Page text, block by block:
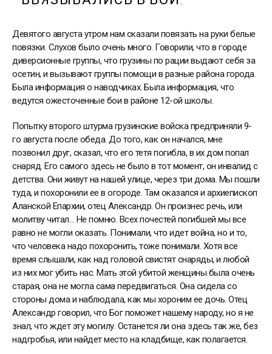
Девятого августа утром нам сказали повязать на руки белые
повязки. Слухов было очень много. Говорили, что в городе
диверсионные группы, что грузины по рации выдают себя за
осетин, и вызывают группы помощи в разные района города.
Была информация о наводчиках. Была информация, что
ведутся ожесточенные бои в районе 12-ой школы.
Попытку второго штурма грузинские войска предприняли 9-
го августа после обеда. До того, как он начался, мне
позвонил друг, сказал, что его тетя погибла, в их дом попал
снаряд. Его самого здесь не было в тот момент, он инвалид с
детства. Они живут на нашей улице, через три дома. Мы пошли
туда, и похоронили ее в огороде. Там оказался и архиепископ
Аланской Епархии, отец Александр. Он произнес речь, или
молитву читал… Не помню. Всех почестей погибшей мы все
равно не могли оказать. Понимали, что идет война, но и то,
что человека надо похоронить, тоже понимали. Хотя все
время слышали, как над головой свистят снаряды, и любой
из них мог убить нас. Мать этой убитой женщины была очень
старая, она не могла сама передвигаться. Она сидела со
стороны дома и наблюдала, как мы хороним ее дочь. Отец
Александр говорил, что Бог поможет нашему народу, но я не
знал, что ждет эту могилу. Останется ли она здесь так же, без
надгробья, или найдет место на кладбище, как полагается.